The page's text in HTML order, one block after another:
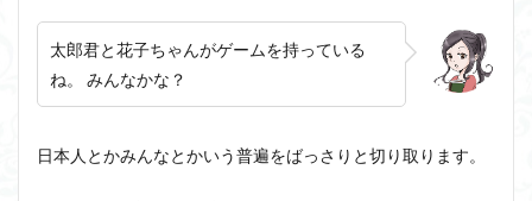
太郎君と花子ちゃんがゲームを持っている
ね。 みんなかな？
日本人とかみんなとかいう普遍をばっさりと切り取ります。